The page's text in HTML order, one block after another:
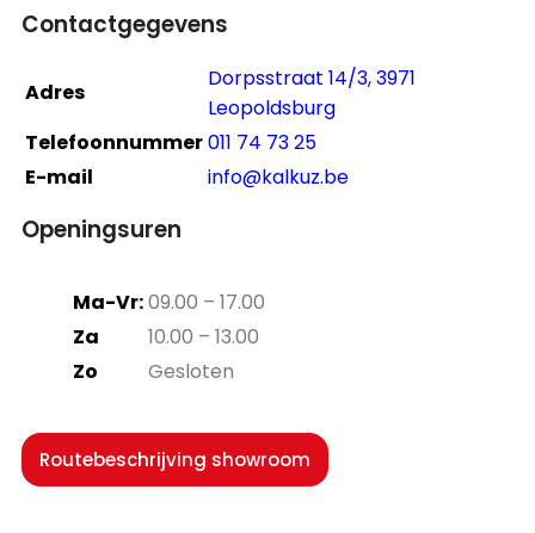
Contactgegevens
Adres
Dorpsstraat 14/3, 3971
Leopoldsburg
Telefoonnummer011 74 73 25
E-mail
info@kalkuz.be
Openingsuren
Ma-Vr:09.00 – 17.00
Za
10.00 – 13.00
Zo
Gesloten
Routebeschrijving showroom